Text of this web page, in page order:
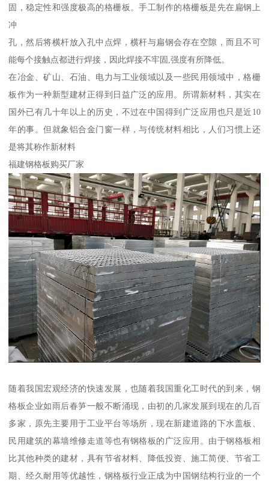
固，稳定性和强度极高的格栅板。手工制作的格栅板是先在扁钢上
冲
孔，然后将横杆放入孔中点焊，横杆与扁钢会存在空隙，而且不可
能每个接触点都进行焊接，因此焊接不牢固,强度有所降低。
在冶金、矿山、石油、电力与工业领域以及一些民用领域中，格栅
板作为一种新型建材正得到日益广泛的应用。所谓新材料，其实在
国外已有几十年以上的历史，不过在中国得到广泛应用也只是近10
年的事。但就象铝合金门窗一样，与传统材料相比，人们习惯上还
是将其称作新材料
福建钢格板购买厂家
随着我国宏观经济的快速发展，也随着我国重化工时代的到来，钢
格板企业如雨后春笋一般不断涌现，由初的几家发展到现在的几百
多家，原先主要用于工业平台等场所，现在新建道路的下水盖板、
民用建筑的幕墙维修走道等也有钢格板的广泛应用。由于钢格板相
比其他种类的建材，具有节省材料、降低投资、施工简便、节省工
期、经久耐用等优越性，钢格板行业正成为中国钢结构行业的一个